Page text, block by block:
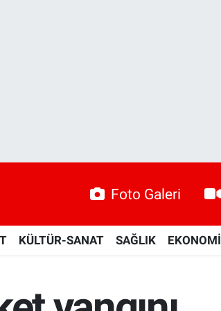
Foto Galeri
KÜLTÜR-SANAT SAĞLIK EKONOMİ